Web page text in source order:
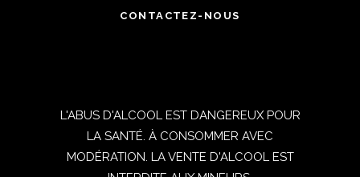
CONTACTEZ-NOUS
L'ABUS D'ALCOOL EST DANGEREUX POUR
LA SANTÉ. À CONSOMMER AVEC
MODÉRATION. LA VENTE D'ALCOOL EST